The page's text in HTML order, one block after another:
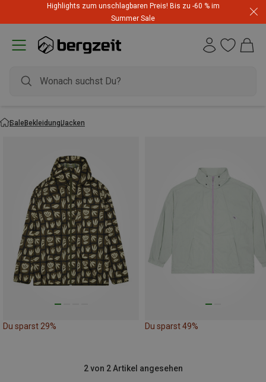
Highlights zum unschlagbaren Preis! Bis zu -60 % im
Summer Sale
SaleBekleidungJacken
Du sparst 29% Du sparst 49%
2 von 2 Artikel angesehen